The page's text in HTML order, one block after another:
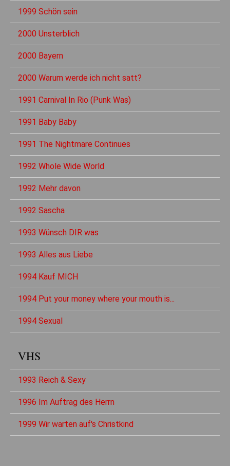
1999 Schön sein
2000 Unsterblich
2000 Bayern
2000 Warum werde ich nicht satt?
1991 Carnival In Rio (Punk Was)
1991 Baby Baby
1991 The Nightmare Continues
1992 Whole Wide World
1992 Mehr davon
1992 Sascha
1993 Wünsch DIR was
1993 Alles aus Liebe
1994 Kauf MICH
1994 Put your money where your mouth is...
1994 Sexual
VHS
1993 Reich & Sexy
1996 Im Auftrag des Herrn
1999 Wir warten auf's Christkind